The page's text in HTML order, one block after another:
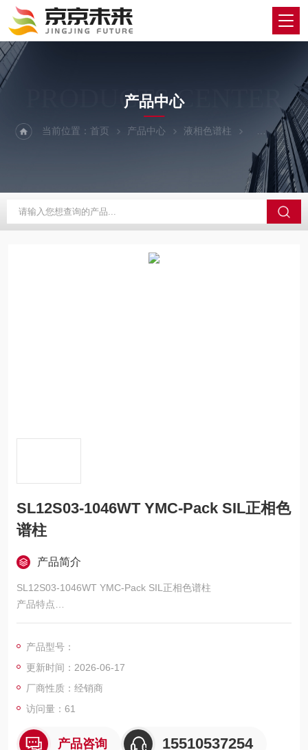
PRODUCTS CENTER
产品中心
当前位置：首页 产品中心 液相色谱柱 YMC/维美希
SL12S03-1046WT YMC-Pack SIL正相色
谱柱
产品简介
SL12S03-1046WT YMC-Pack SIL正相色谱柱
产品特点
1. 高质量的球形多孔硅胶。
3. 有两种不同的孔径可供选择。
4. 对结构相似化合物的分离有效。
产品型号：
更新时间：2026-06-17
厂商性质：经销商
访问量：61
产品咨询 15510537254